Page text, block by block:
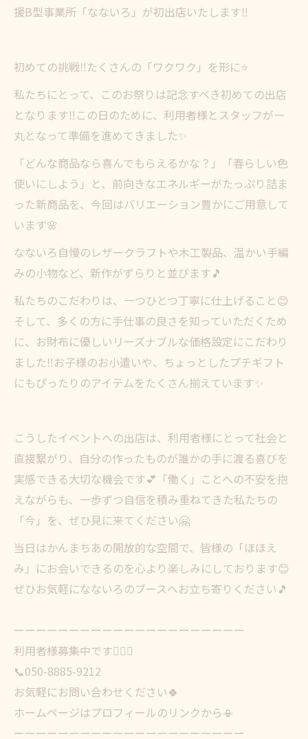
援B型事業所「なないろ」が初出店いたします‼️
初めての挑戦‼️たくさんの「ワクワク」を形に⭐
私たちにとって、このお祭りは記念すべき初めての出店
となります‼️この日のために、利用者様とスタッフが一
丸となって準備を進めてきました✨
「どんな商品なら喜んでもらえるかな？」「春らしい色
使いにしよう」と、前向きなエネルギーがたっぷり詰ま
った新商品を、今回はバリエーション豊かにご用意して
います🌸
なないろ自慢のレザークラフトや木工製品、温かい手編
みの小物など、新作がずらりと並びます🎵
私たちのこだわりは、一つひとつ丁寧に仕上げること😊
そして、多くの方に手仕事の良さを知っていただくため
に、お財布に優しいリーズナブルな価格設定にこだわり
ました‼️お子様のお小遣いや、ちょっとしたプチギフト
にもぴったりのアイテムをたくさん揃えています✨
こうしたイベントへの出店は、利用者様にとって社会と
直接繋がり、自分の作ったものが誰かの手に渡る喜びを
実感できる大切な機会です💕「働く」ことへの不安を抱
えながらも、一歩ずつ自信を積み重ねてきた私たちの
「今」を、ぜひ見に来てください🤗
当日はかんまちあの開放的な空間で、皆様の「ほほえ
み」にお会いできるのを心より楽しみにしております😊
ぜひお気軽になないろのブースへお立ち寄りください🎵
ーーーーーーーーーーーーーーーーーーーーー
利用者様募集中です🧚🏻‍♀️
📞050-8885-9212
お気軽にお問い合わせください🍀
ホームページはプロフィールのリンクから📳
ーーーーーーーーーーーーーーーーーーーーー